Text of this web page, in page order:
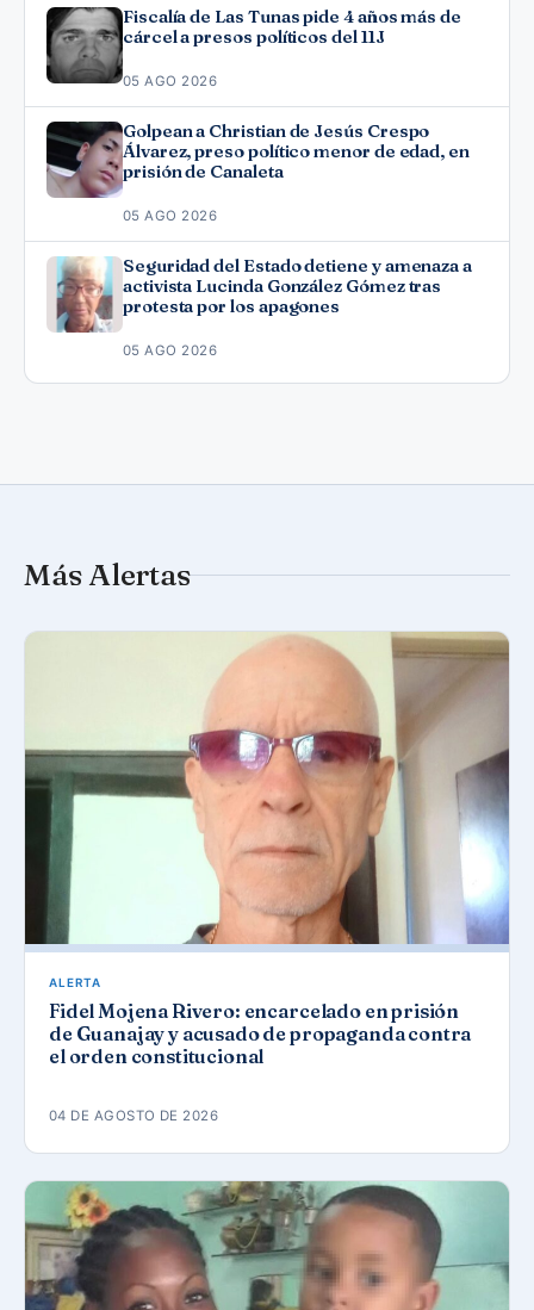
Fiscalía de Las Tunas pide 4 años más de
cárcel a presos políticos del 11J
05 AGO 2026
Golpean a Christian de Jesús Crespo
Álvarez, preso político menor de edad, en
prisión de Canaleta
05 AGO 2026
Seguridad del Estado detiene y amenaza a
activista Lucinda González Gómez tras
protesta por los apagones
05 AGO 2026
Más Alertas
ALERTA
Fidel Mojena Rivero: encarcelado en prisión
de Guanajay y acusado de propaganda contra
el orden constitucional
04 DE AGOSTO DE 2026